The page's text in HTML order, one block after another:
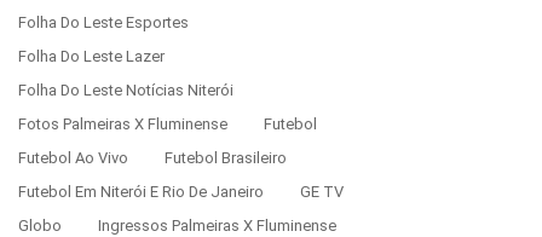
Folha Do Leste Esportes
Folha Do Leste Lazer
Folha Do Leste Notícias Niterói
Fotos Palmeiras X Fluminense
Futebol
Futebol Ao Vivo
Futebol Brasileiro
Futebol Em Niterói E Rio De Janeiro
GE TV
Globo
Ingressos Palmeiras X Fluminense